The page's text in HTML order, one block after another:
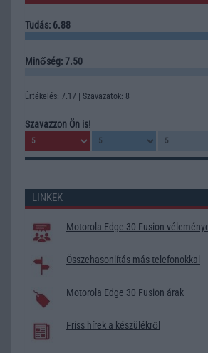
Tudás: 6.88
Minőség: 7.50
Értékelés: 7.17 | Szavazatok: 8
Szavazzon Ön is!
LINKEK
Motorola Edge 30 Fusion
Összehasonlítás más telefonokkal
Motorola Edge 30 Fusion árak
Friss hírek a készülékről